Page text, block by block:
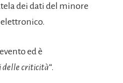
dei dati del minore
ed è
delle criticità“.